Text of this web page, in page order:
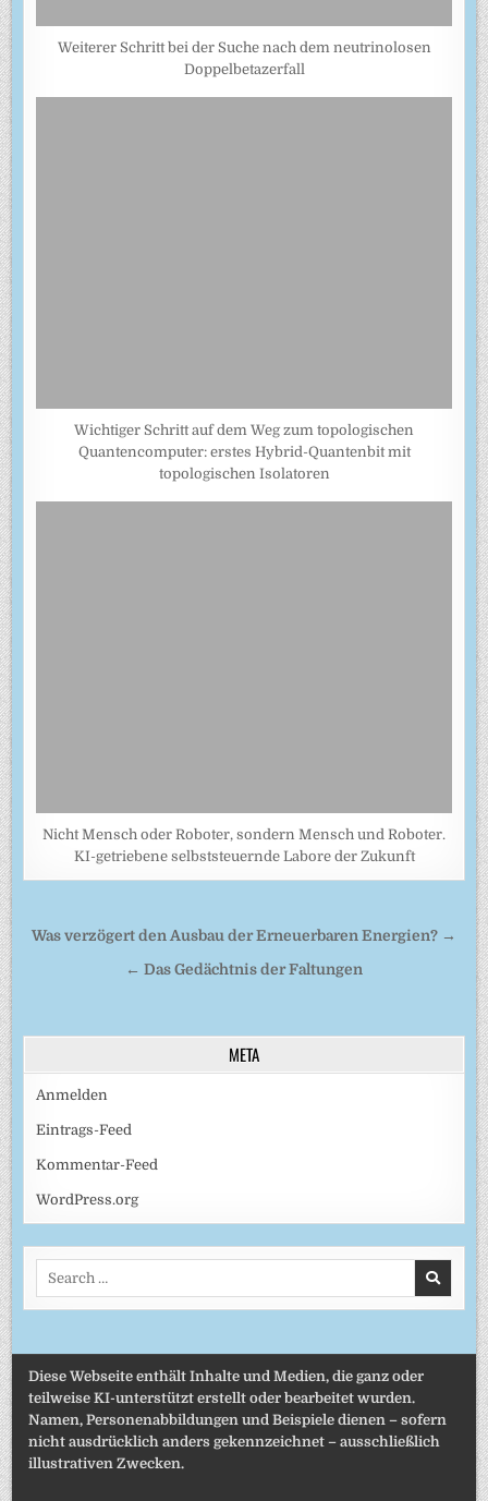
Weiterer Schritt bei der Suche nach dem neutrinolosen
Doppelbetazerfall
Wichtiger Schritt auf dem Weg zum topologischen
Quantencomputer: erstes Hybrid-Quantenbit mit
topologischen Isolatoren
Nicht Mensch oder Roboter, sondern Mensch und Roboter.
KI-getriebene selbststeuernde Labore der Zukunft
Beitragsnavigation
Was verzögert den Ausbau der Erneuerbaren Energien? →
← Das Gedächtnis der Faltungen
META
Anmelden
Eintrags-Feed
Kommentar-Feed
WordPress.org
Search
Diese Webseite enthält Inhalte und Medien, die ganz oder
teilweise KI-unterstützt erstellt oder bearbeitet wurden.
Namen, Personenabbildungen und Beispiele dienen – sofern
nicht ausdrücklich anders gekennzeichnet – ausschließlich
illustrativen Zwecken.